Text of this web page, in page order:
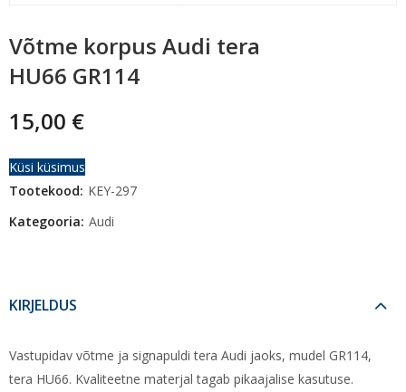
Võtme korpus Audi tera
HU66 GR114
15,00 €
Küsi küsimus
Tootekood: KEY-297
Kategooria: Audi
KIRJELDUS
Vastupidav võtme ja signapuldi tera Audi jaoks, mudel GR114,
tera HU66. Kvaliteetne materjal tagab pikaajalise kasutuse.